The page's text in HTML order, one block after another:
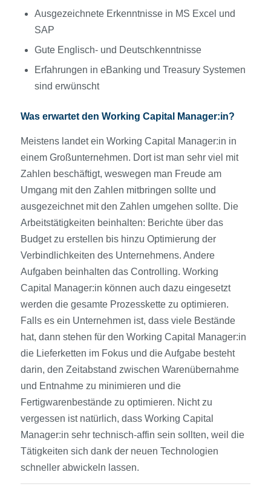
Ausgezeichnete Erkenntnisse in MS Excel und
SAP
Gute Englisch- und Deutschkenntnisse
Erfahrungen in eBanking und Treasury Systemen
sind erwünscht
Was erwartet den Working Capital Manager:in?
Meistens landet ein Working Capital Manager:in in
einem Großunternehmen. Dort ist man sehr viel mit
Zahlen beschäftigt, weswegen man Freude am
Umgang mit den Zahlen mitbringen sollte und
ausgezeichnet mit den Zahlen umgehen sollte. Die
Arbeitstätigkeiten beinhalten: Berichte über das
Budget zu erstellen bis hinzu Optimierung der
Verbindlichkeiten des Unternehmens. Andere
Aufgaben beinhalten das Controlling. Working
Capital Manager:in können auch dazu eingesetzt
werden die gesamte Prozesskette zu optimieren.
Falls es ein Unternehmen ist, dass viele Bestände
hat, dann stehen für den Working Capital Manager:in
die Lieferketten im Fokus und die Aufgabe besteht
darin, den Zeitabstand zwischen Warenübernahme
und Entnahme zu minimieren und die
Fertigwarenbestände zu optimieren. Nicht zu
vergessen ist natürlich, dass Working Capital
Manager:in sehr technisch-affin sein sollten, weil die
Tätigkeiten sich dank der neuen Technologien
schneller abwickeln lassen.